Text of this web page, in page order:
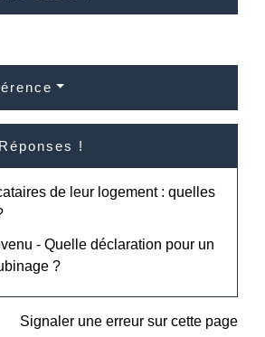
!
de leur logement : quelles
- Quelle déclaration pour un
?
Signaler une erreur sur cette page